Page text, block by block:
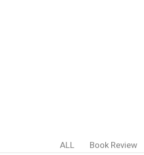
ALL Book Review